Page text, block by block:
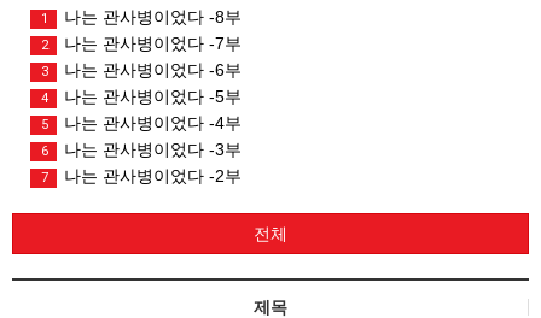
1 나는 관사병이었다 -8부
2 나는 관사병이었다 -7부
3 나는 관사병이었다 -6부
4 나는 관사병이었다 -5부
5 나는 관사병이었다 -4부
6 나는 관사병이었다 -3부
7 나는 관사병이었다 -2부
전체
제목